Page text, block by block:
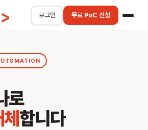
로그인 무료 PoC 신청
로
합니다